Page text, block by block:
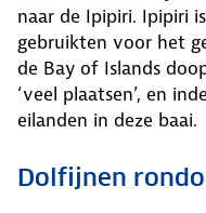
naar de Ipipiri. Ipipiri
gebruikten voor het
de Bay of Islands
‘veel plaatsen’, en
eilanden in deze baai.
Dolfijnen